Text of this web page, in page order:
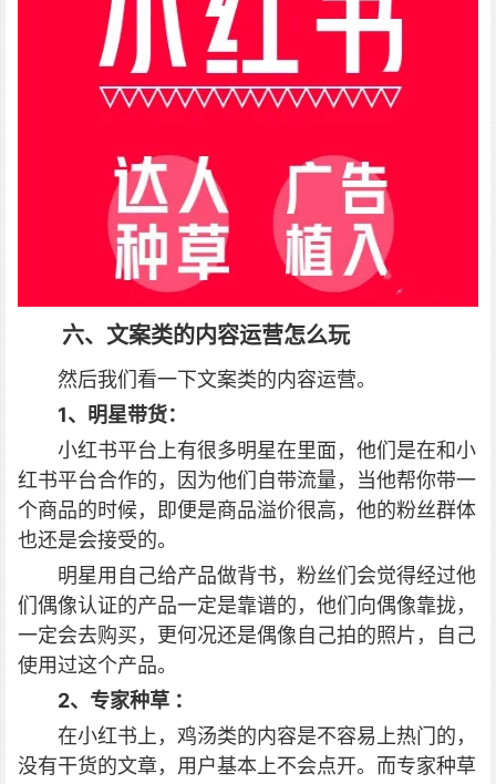
六、文案类的内容运营怎么玩
然后我们看一下文案类的内容运营。
1、明星带货：
小红书平台上有很多明星在里面，他们是在和小
红书平台合作的，因为他们自带流量，当他帮你带一
个商品的时候，即便是商品溢价很高，他的粉丝群体
也还是会接受的。
明星用自己给产品做背书，粉丝们会觉得经过他
们偶像认证的产品一定是靠谱的，他们向偶像靠拢，
一定会去购买，更何况还是偶像自己拍的照片，自己
使用过这个产品。
2、专家种草 ：
在小红书上，鸡汤类的内容是不容易上热门的，
没有干货的文章，用户基本上不会点开。而专家种草